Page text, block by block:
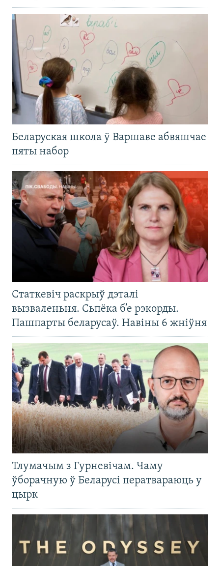
Беларуская школа ў Варшаве абвяшчае
пяты набор
Статкевіч раскрыў дэталі
вызваленьня. Сьпёка б’е рэкорды.
Пашпарты беларусаў. Навіны 6 жніўня
Тлумачым з Гурневічам. Чаму
ўборачную ў Беларусі ператвараюць у
цырк